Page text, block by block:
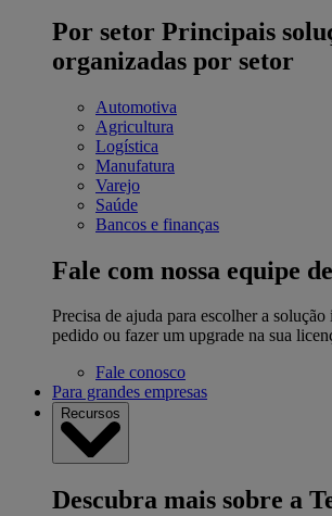
Por setor Principais
organizadas por setor
Automotiva
Agricultura
Logística
Manufatura
Varejo
Saúde
Bancos e finanças
Fale com nossa equipe
Precisa de ajuda para escolher a
pedido ou fazer um upgrade na sua
Fale conosco
Para grandes empresas
Recursos
Descubra mais sobre a